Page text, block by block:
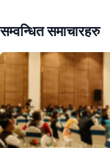
सम्वन्धित समाचारहरु